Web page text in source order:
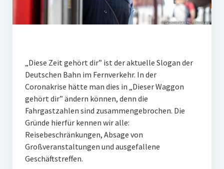
„Diese Zeit gehört dir” ist der aktuelle Slogan der
Deutschen Bahn im Fernverkehr. In der
Coronakrise hätte man dies in „Dieser Waggon
gehört dir” ändern können, denn die
Fahrgastzahlen sind zusammengebrochen. Die
Gründe hierfür kennen wir alle:
Reisebeschränkungen, Absage von
Großveranstaltungen und ausgefallene
Geschäftstreffen.